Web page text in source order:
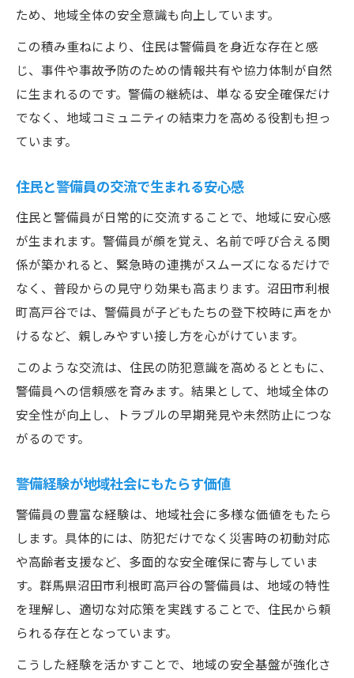
ため、地域全体の安全意識も向上しています。
この積み重ねにより、住民は警備員を身近な存在と感
じ、事件や事故予防のための情報共有や協力体制が自然
に生まれるのです。警備の継続は、単なる安全確保だけ
でなく、地域コミュニティの結束力を高める役割も担っ
ています。
住民と警備員の交流で生まれる安心感
住民と警備員が日常的に交流することで、地域に安心感
が生まれます。警備員が顔を覚え、名前で呼び合える関
係が築かれると、緊急時の連携がスムーズになるだけで
なく、普段からの見守り効果も高まります。沼田市利根
町高戸谷では、警備員が子どもたちの登下校時に声をか
けるなど、親しみやすい接し方を心がけています。
このような交流は、住民の防犯意識を高めるとともに、
警備員への信頼感を育みます。結果として、地域全体の
安全性が向上し、トラブルの早期発見や未然防止につな
がるのです。
警備経験が地域社会にもたらす価値
警備員の豊富な経験は、地域社会に多様な価値をもたら
します。具体的には、防犯だけでなく災害時の初動対応
や高齢者支援など、多面的な安全確保に寄与していま
す。群馬県沼田市利根町高戸谷の警備員は、地域の特性
を理解し、適切な対応策を実践することで、住民から頼
られる存在となっています。
こうした経験を活かすことで、地域の安全基盤が強化さ